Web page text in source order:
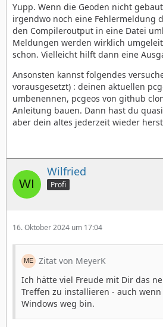
Yupp. Wenn die Geoden nicht
irgendwo noch eine Fehlermeldung
den Compileroutput in eine Datei
Meldungen werden wirklich
schon. Vielleicht hilft dann eine
Ansonsten kannst folgendes
vorausgesetzt) : deinen aktuellen
umbenennen, pcgeos von github
Anleitung bauen. Dann hast du
aber dein altes jederzeit wieder
Wilfried
Profi
16. Oktober 2024 um 17:04
Zitat von MeyerK
Ich hätte viel Freude mit Dir das
Treffen zu installieren - auch
Windows weg bin.